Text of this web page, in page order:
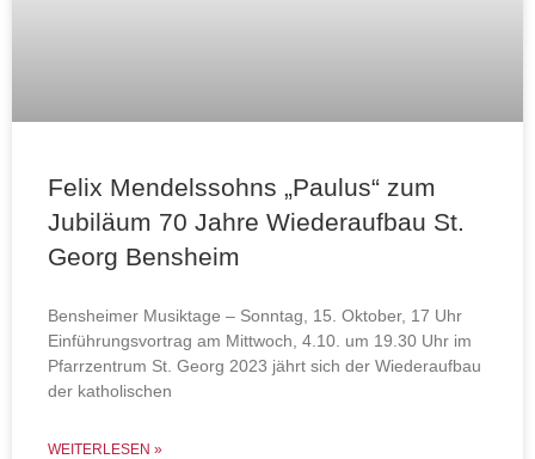
Felix Mendelssohns „Paulus“ zum
Jubiläum 70 Jahre Wiederaufbau St.
Georg Bensheim
Bensheimer Musiktage – Sonntag, 15. Oktober, 17 Uhr
Einführungsvortrag am Mittwoch, 4.10. um 19.30 Uhr im
Pfarrzentrum St. Georg 2023 jährt sich der Wiederaufbau
der katholischen
WEITERLESEN »